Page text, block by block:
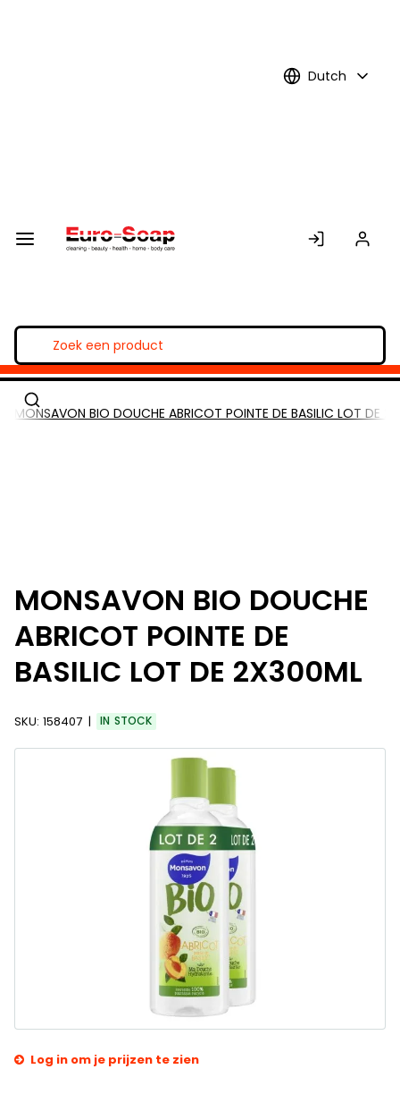
Dutch
MONSAVON BIO DOUCHE ABRICOT POINTE DE BASILIC LOT DE
MONSAVON BIO DOUCHE
ABRICOT POINTE DE
BASILIC LOT DE 2X300ML
SKU: 158407 IN STOCK
Log in om je prijzen te zien